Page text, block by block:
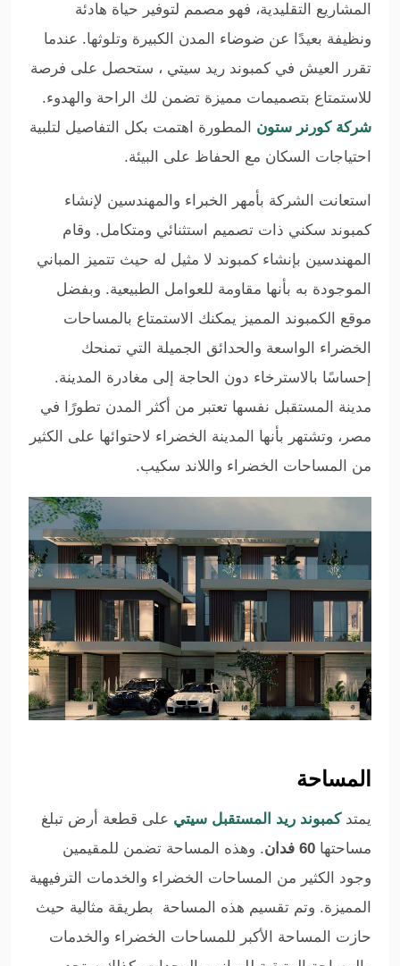
المشاريع التقليدية، فهو مصمم لتوفير حياة هادئة
ونظيفة بعيدًا عن ضوضاء المدن الكبيرة وتلوثها. عندما
تقرر العيش في كمبوند ريد سيتي ، ستحصل على فرصة
للاستمتاع بتصميمات مميزة تضمن لك الراحة والهدوء.
شركة كورنر ستون المطورة اهتمت بكل التفاصيل لتلبية
احتياجات السكان مع الحفاظ على البيئة.
استعانت الشركة بأمهر الخبراء والمهندسين لإنشاء
كمبوند سكني ذات تصميم استثنائي ومتكامل. وقام
المهندسين بإنشاء كمبوند لا مثيل له حيث تتميز المباني
الموجودة به بأنها مقاومة للعوامل الطبيعية. وبفضل
موقع الكمبوند المميز يمكنك الاستمتاع بالمساحات
الخضراء الواسعة والحدائق الجميلة التي تمنحك
إحساسًا بالاسترخاء دون الحاجة إلى مغادرة المدينة.
مدينة المستقبل نفسها تعتبر من أكثر المدن تطورًا في
مصر، وتشتهر بأنها المدينة الخضراء لاحتوائها على الكثير
من المساحات الخضراء واللاند سكيب.
المساحة
يمتدكمبوند ريد المستقبل سيتي على قطعة أرض تبلغ
مساحتها 60 فدان
. وهذه المساحة تضمن للمقيمين
وجود الكثير من المساحات الخضراء والخدمات الترفيهية
المميزة. وتم تقسيم هذه المساحة بطريقة مثالية حيث
حازت المساحة الأكبر للمساحات الخضراء والخدمات